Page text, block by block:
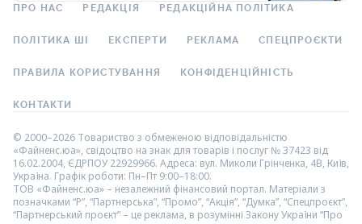
ПРО НАС РЕДАКЦІЯ РЕДАКЦІЙНА ПОЛІТИКА
ПОЛІТИКА ШІ ЕКСПЕРТИ РЕКЛАМА СПЕЦПРОЄКТИ
ПРАВИЛА КОРИСТУВАННЯ КОНФІДЕНЦІЙНІСТЬ
КОНТАКТИ
© 2000–2026 Товариство з обмеженою відповідальністю
«Файненс.юа», свідоцтво на знак для товарів і послуг № 37423 від
16.02.2004, ЄДРПОУ 22929966. Адреса: вул. Миколи Грінченка, 4В, Київ,
Україна. Графік роботи: Пн–Пт 9:00–18:00.
ТОВ «Файненс.юа» – незалежний фінансовий портал. Матеріали з
позначками “Р”, “Партнерська”, “Промо”, “Акція”, “Думка”, “Спецпроєкт”,
“Партнерський проєкт” – це реклама, в розумінні Закону України “Про